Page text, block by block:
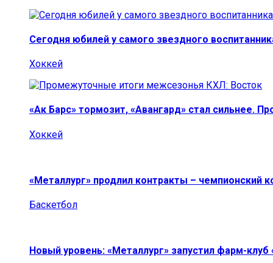
Сегодня юбилей у самого звездного
Хоккей
«Ак Барс» тормозит, «Авангард» стал сильнее.
Хоккей
«Металлург» продлил контракты – чемпионский
Баскетбол
Новый уровень: «Металлург» запустил фарм-